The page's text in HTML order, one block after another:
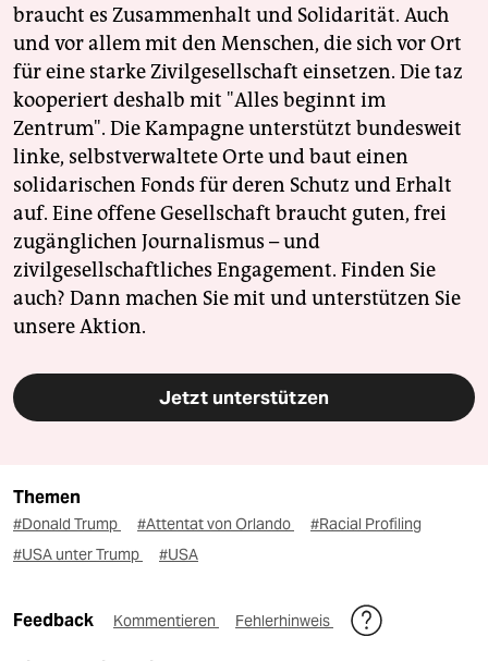
braucht es Zusammenhalt und Solidarität. Auch
und vor allem mit den Menschen, die sich vor Ort
für eine starke Zivilgesellschaft einsetzen. Die taz
kooperiert deshalb mit "Alles beginnt im
Zentrum". Die Kampagne unterstützt bundesweit
linke, selbstverwaltete Orte und baut einen
solidarischen Fonds für deren Schutz und Erhalt
auf. Eine offene Gesellschaft braucht guten, frei
zugänglichen Journalismus – und
zivilgesellschaftliches Engagement. Finden Sie
auch? Dann machen Sie mit und unterstützen Sie
unsere Aktion.
Jetzt unterstützen
Themen
#Donald Trump #Attentat von Orlando
#Racial Profiling
#USA unter Trump
#USA
Feedback Kommentieren Fehlerhinweis